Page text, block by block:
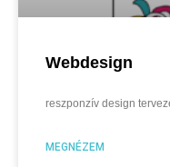
Webdesign
reszponzív design
MEGNÉZEM